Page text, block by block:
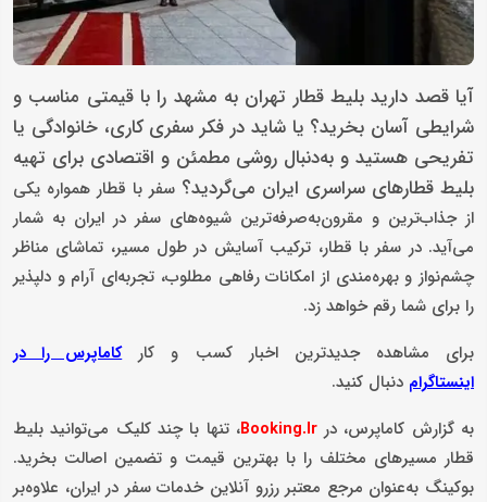
آیا قصد دارید بلیط قطار تهران به مشهد را با قیمتی مناسب و
شرایطی آسان بخرید؟ یا شاید در فکر سفری کاری، خانوادگی یا
تفریحی هستید و به‌دنبال روشی مطمئن و اقتصادی برای تهیه
بلیط قطارهای سراسری ایران می‌گردید؟ سفر با قطار همواره یکی
از جذاب‌ترین و مقرون‌به‌صرفه‌ترین شیوه‌های سفر در ایران به‌ شمار
می‌آید. در سفر با قطار، ترکیب آسایش در طول مسیر، تماشای مناظر
چشم‌نواز و بهره‌مندی از امکانات رفاهی مطلوب، تجربه‌ای آرام و دلپذیر
را برای شما رقم خواهد زد.
برای مشاهده جدیدترین اخبار کسب و کارکاماپرس را در
اینستاگرام دنبال کنید.
به گزارش کاماپرس، درBooking.Ir، تنها با چند کلیک می‌توانید بلیط
قطار مسیرهای مختلف را با بهترین قیمت و تضمین اصالت بخرید.
بوکینگ به‌عنوان مرجع معتبر رزرو آنلاین خدمات سفر در ایران، علاوه‌بر